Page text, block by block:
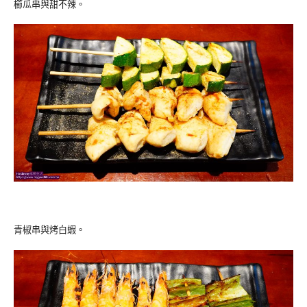
櫛瓜串與甜不辣。
青椒串與烤白蝦。